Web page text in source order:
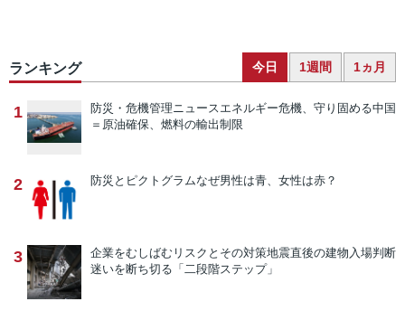
ランキング 今日 1週間 1ヵ月
1 防災・危機管理ニュースエネルギー危機、守り固める中国
＝原油確保、燃料の輸出制限
2 防災とピクトグラムなぜ男性は青、女性は赤？
3 企業をむしばむリスクとその対策地震直後の建物入場判断
迷いを断ち切る「二段階ステップ」